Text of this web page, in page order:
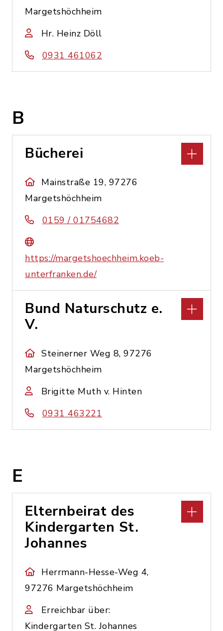
Margetshöchheim
Hr. Heinz Döll
0931 461062
B
Bücherei
Mainstraße 19, 97276
Margetshöchheim
0159 / 01754682
https://margetshoechheim.koeb-
unterfranken.de/
Bund Naturschutz e.
V.
Steinerner Weg 8, 97276
Margetshöchheim
Brigitte Muth v. Hinten
0931 463221
E
Elternbeirat des
Kindergarten St.
Johannes
Herrmann-Hesse-Weg 4,
97276 Margetshöchheim
Erreichbar über:
Kindergarten St. Johannes